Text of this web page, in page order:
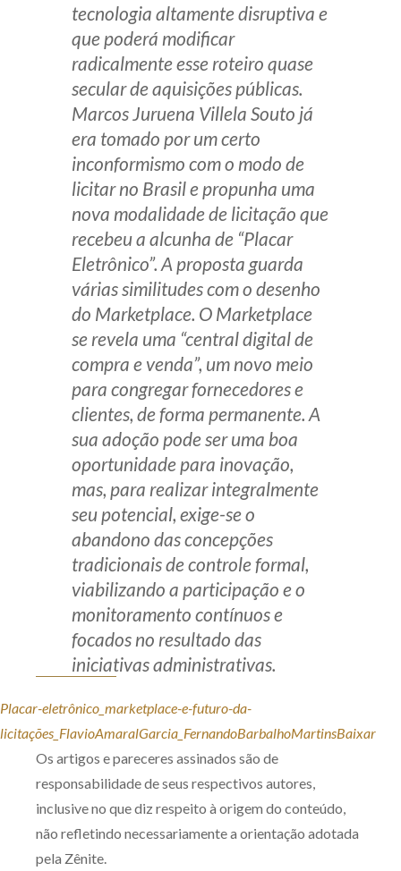
Zênite Online
Eventos presenciais
Zênite in Company
Diferenciais
Receba por RSS
Av. Sete de Setembro, 4698
Batel
Curitiba/ PR 80240-000
Telefone (41) 2109-8666
Whatsapp (41) 98881-6616
tecnologia altamente disruptiva e
que poderá modificar
radicalmente esse roteiro quase
secular de aquisições públicas.
Marcos Juruena Villela Souto já
era tomado por um certo
inconformismo com o modo de
licitar no Brasil e propunha uma
nova modalidade de licitação que
recebeu a alcunha de “Placar
Eletrônico”. A proposta guarda
várias similitudes com o desenho
do Marketplace. O Marketplace
se revela uma “central digital de
compra e venda”, um novo meio
para congregar fornecedores e
clientes, de forma permanente. A
sua adoção pode ser uma boa
oportunidade para inovação,
mas, para realizar integralmente
seu potencial, exige-se o
abandono das concepções
tradicionais de controle formal,
viabilizando a participação e o
monitoramento contínuos e
focados no resultado das
iniciativas administrativas.
Placar-eletrônico_marketplace-e-futuro-da-
licitações_FlavioAmaralGarcia_FernandoBarbalhoMartinsBaixar
Os artigos e pareceres assinados são de
responsabilidade de seus respectivos autores,
inclusive no que diz respeito à origem do conteúdo,
não refletindo necessariamente a orientação adotada
pela Zênite.